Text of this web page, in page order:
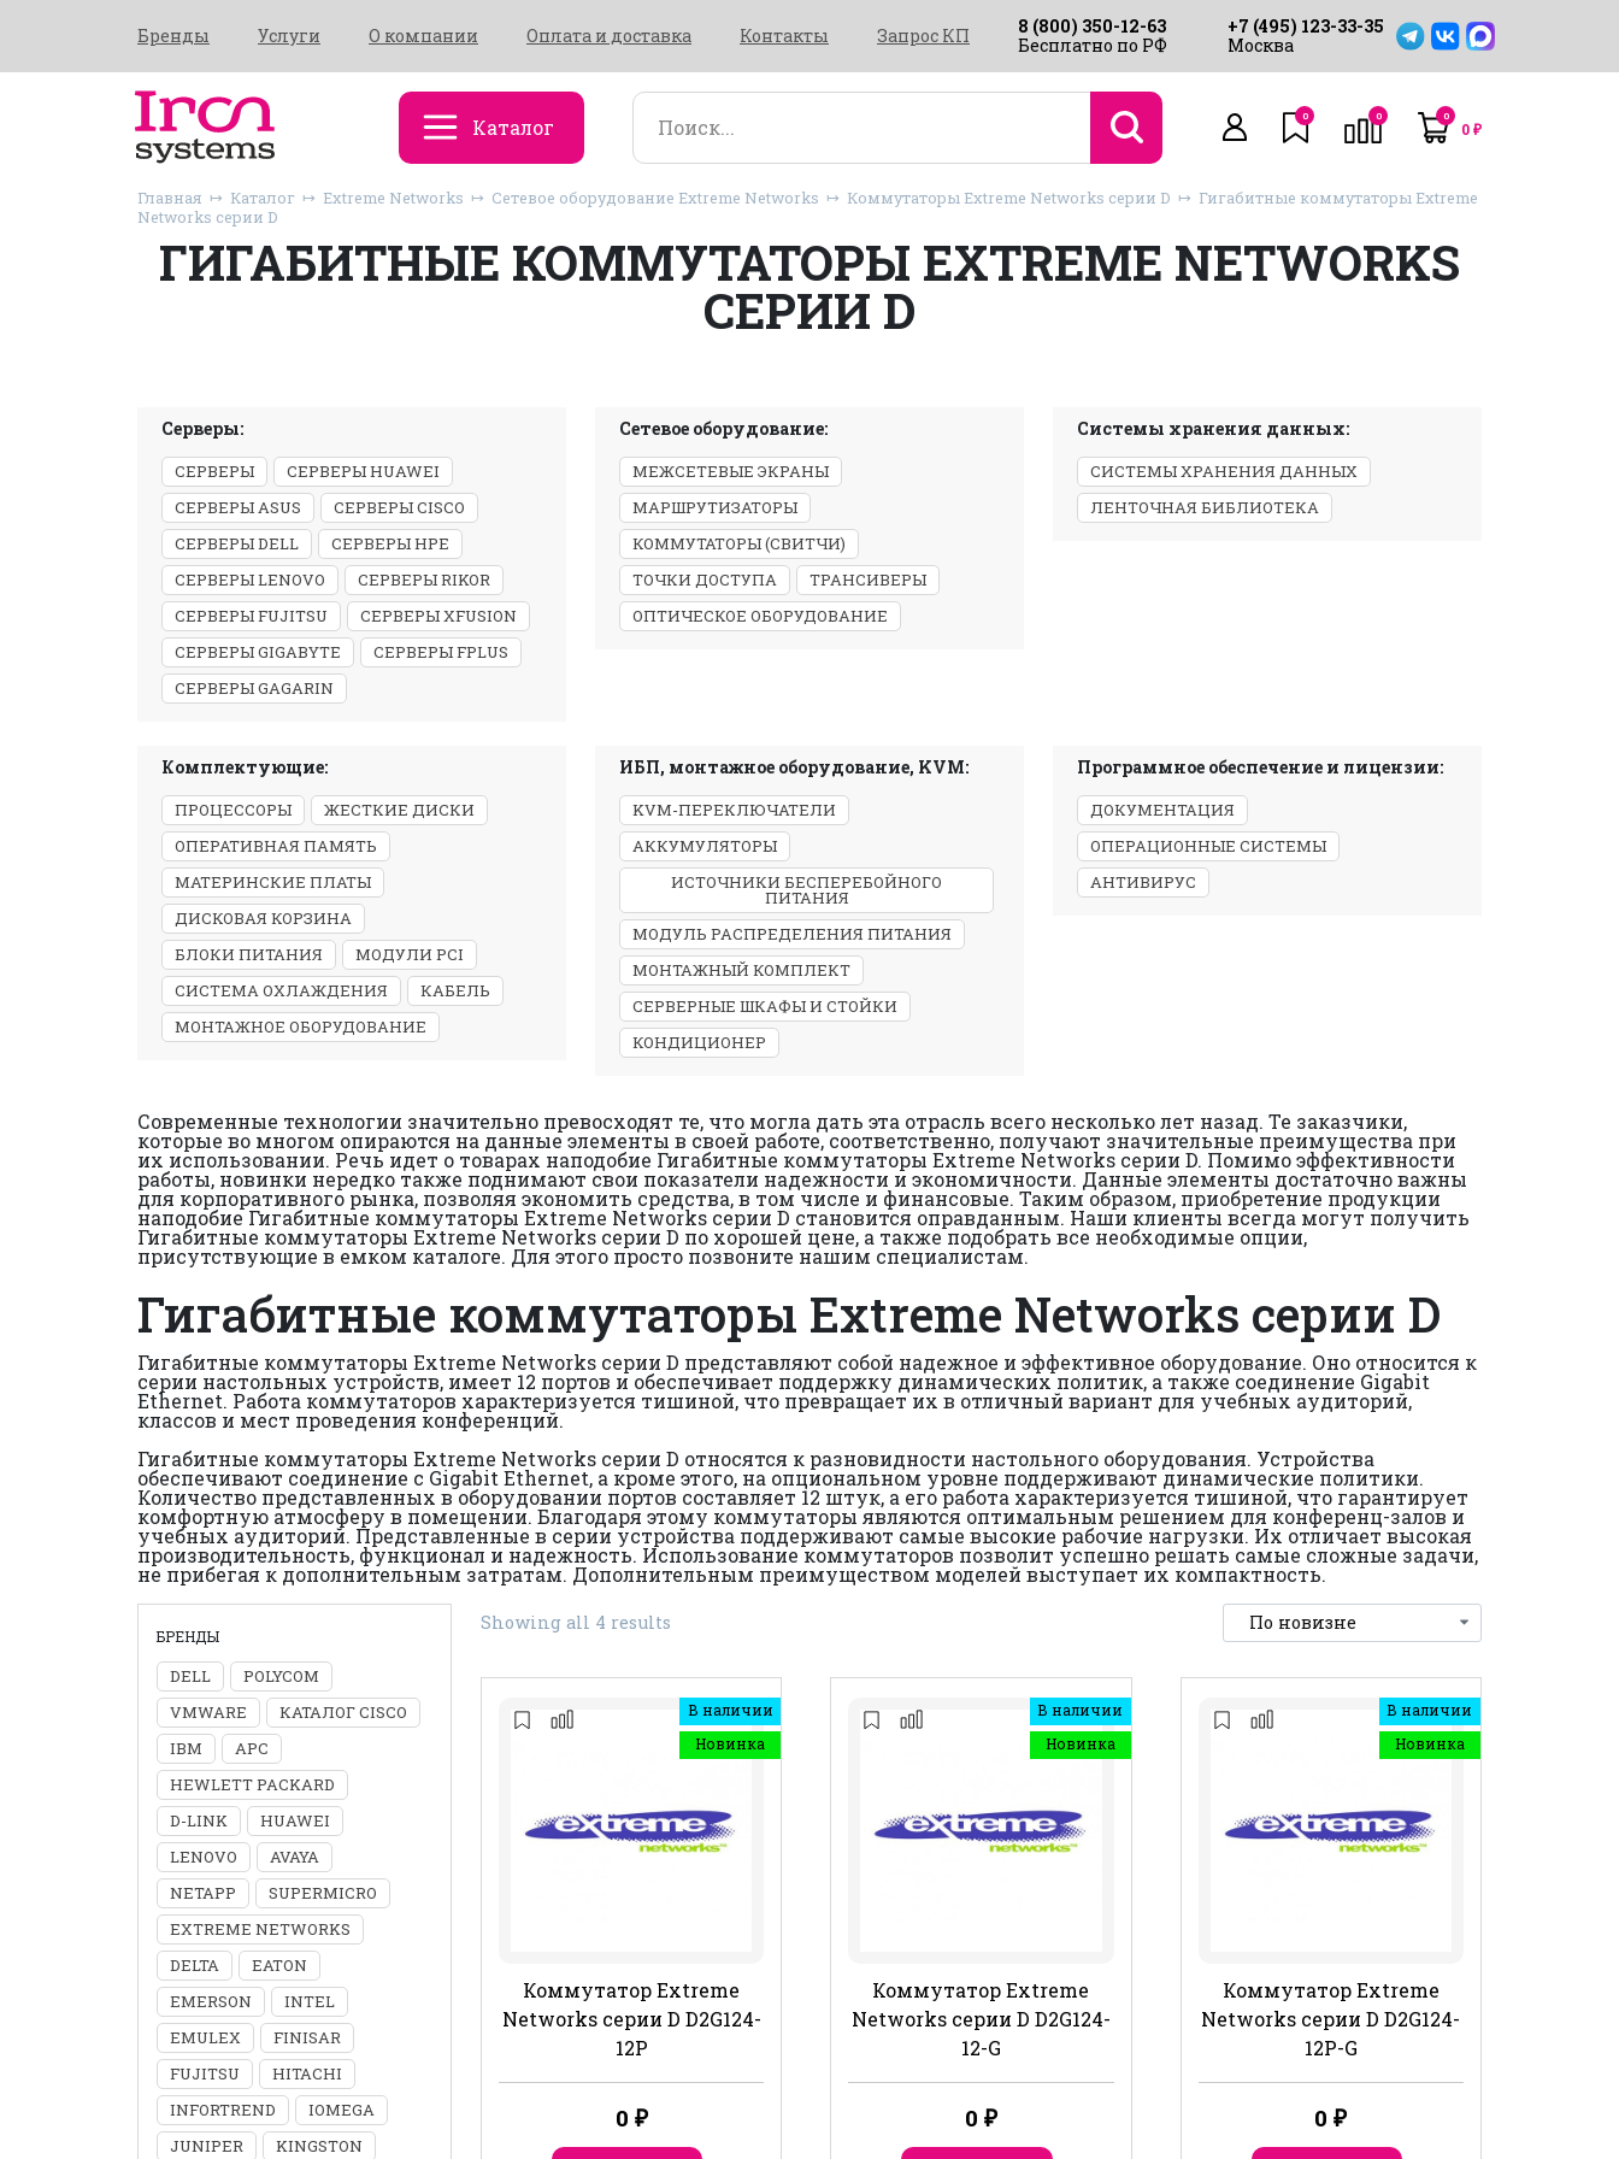
Бренды Услуги О компании Оплата и доставка Контакты Запрос КП
8 (800) 350-12-63
Бесплатно по РФ
+7 (495) 123-33-35
Москва
Каталог 0 0 0
0₽
Главная Каталог Extreme Networks Сетевое оборудование Extreme Networks Коммутаторы Extreme Networks серии D
Гигабитные коммутаторы Extreme
Networks серии D
ГИГАБИТНЫЕ КОММУТАТОРЫ EXTREME NETWORKS
СЕРИИ D
Серверы:
СЕРВЕРЫ
СЕРВЕРЫ HUAWEI
СЕРВЕРЫ ASUS
СЕРВЕРЫ CISCO
СЕРВЕРЫ DELL
СЕРВЕРЫ HPE
СЕРВЕРЫ LENOVO
СЕРВЕРЫ RIKOR
СЕРВЕРЫ FUJITSU
СЕРВЕРЫ XFUSION
СЕРВЕРЫ GIGABYTE
СЕРВЕРЫ FPLUS
СЕРВЕРЫ GAGARIN
Сетевое оборудование:
МЕЖСЕТЕВЫЕ ЭКРАНЫ
МАРШРУТИЗАТОРЫ
КОММУТАТОРЫ (СВИТЧИ)
ТОЧКИ ДОСТУПА
ТРАНСИВЕРЫ
ОПТИЧЕСКОЕ ОБОРУДОВАНИЕ
Системы хранения данных:
СИСТЕМЫ ХРАНЕНИЯ ДАННЫХ
ЛЕНТОЧНАЯ БИБЛИОТЕКА
Комплектующие:
ПРОЦЕССОРЫ
ЖЕСТКИЕ ДИСКИ
ОПЕРАТИВНАЯ ПАМЯТЬ
МАТЕРИНСКИЕ ПЛАТЫ
ДИСКОВАЯ КОРЗИНА
БЛОКИ ПИТАНИЯ
МОДУЛИ PCI
СИСТЕМА ОХЛАЖДЕНИЯ
КАБЕЛЬ
МОНТАЖНОЕ ОБОРУДОВАНИЕ
ИБП, монтажное оборудование, KVM:
KVM-ПЕРЕКЛЮЧАТЕЛИ
АККУМУЛЯТОРЫ
ИСТОЧНИКИ БЕСПЕРЕБОЙНОГО
ПИТАНИЯ
МОДУЛЬ РАСПРЕДЕЛЕНИЯ ПИТАНИЯ
МОНТАЖНЫЙ КОМПЛЕКТ
СЕРВЕРНЫЕ ШКАФЫ И СТОЙКИ
КОНДИЦИОНЕР
Программное обеспечение и лицензии:
ДОКУМЕНТАЦИЯ
ОПЕРАЦИОННЫЕ СИСТЕМЫ
АНТИВИРУС
Современные технологии значительно превосходят те, что могла дать эта отрасль всего несколько лет назад. Те заказчики,
которые во многом опираются на данные элементы в своей работе, соответственно, получают значительные преимущества при
их использовании. Речь идет о товарах наподобие Гигабитные коммутаторы Extreme Networks серии D. Помимо эффективности
работы, новинки нередко также поднимают свои показатели надежности и экономичности. Данные элементы достаточно важны
для корпоративного рынка, позволяя экономить средства, в том числе и финансовые. Таким образом, приобретение продукции
наподобие Гигабитные коммутаторы Extreme Networks серии D становится оправданным. Наши клиенты всегда могут получить
Гигабитные коммутаторы Extreme Networks серии D по хорошей цене, а также подобрать все необходимые опции,
присутствующие в емком каталоге. Для этого просто позвоните нашим специалистам.
Гигабитные коммутаторы Extreme Networks серии D
Гигабитные коммутаторы Extreme Networks серии D представляют собой надежное и эффективное оборудование. Оно относится к
серии настольных устройств, имеет 12 портов и обеспечивает поддержку динамических политик, а также соединение Gigabit
Ethernet. Работа коммутаторов характеризуется тишиной, что превращает их в отличный вариант для учебных аудиторий,
классов и мест проведения конференций.
Гигабитные коммутаторы Extreme Networks серии D относятся к разновидности настольного оборудования. Устройства
обеспечивают соединение с Gigabit Ethernet, а кроме этого, на опциональном уровне поддерживают динамические политики.
Количество представленных в оборудовании портов составляет 12 штук, а его работа характеризуется тишиной, что гарантирует
комфортную атмосферу в помещении. Благодаря этому коммутаторы являются оптимальным решением для конференц-залов и
учебных аудиторий. Представленные в серии устройства поддерживают самые высокие рабочие нагрузки. Их отличает высокая
производительность, функционал и надежность. Использование коммутаторов позволит успешно решать самые сложные задачи,
не прибегая к дополнительным затратам. Дополнительным преимуществом моделей выступает их компактность.
БРЕНДЫ
DELL
POLYCOM
VMWARE
КАТАЛОГ CISCO
IBM
APC
HEWLETT PACKARD
D-LINK
HUAWEI
LENOVO
AVAYA
NETAPP
SUPERMICRO
EXTREME NETWORKS
DELTA
EATON
EMERSON
INTEL
EMULEX
FINISAR
FUJITSU
HITACHI
INFORTREND
IOMEGA
JUNIPER
KINGSTON
Showing all 4 results
В наличии
Новинка
Коммутатор Extreme
Networks серии D D2G124-
12P
0 ₽
В наличии
Новинка
Коммутатор Extreme
Networks серии D D2G124-
12-G
0 ₽
В наличии
Новинка
Коммутатор Extreme
Networks серии D D2G124-
12P-G
0₽